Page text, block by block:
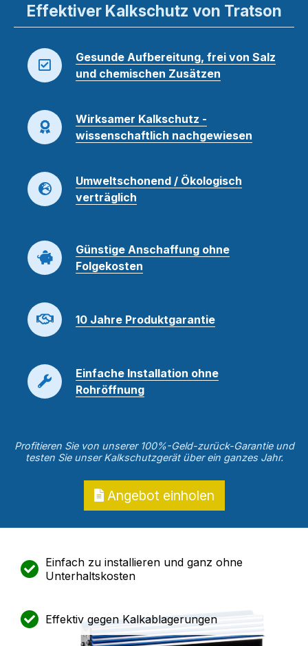
Effektiver Kalkschutz von Tratson
Gesunde Aufbereitung, frei von Salz
und chemischen Zusätzen
Wirksamer Kalkschutz -
wissenschaftlich nachgewiesen
Umweltschonend / Ökologisch
verträglich
Günstige Anschaffung ohne
Folgekosten
10 Jahre Produktgarantie
Einfache Installation ohne
Rohröffnung
Profitieren Sie von unserer 100%-Geld-zurück-Garantie und
testen Sie unser Kalkschutzgerät über ein ganzes Jahr.
Angebot einholen
Einfach zu installieren und ganz ohne
Unterhaltskosten
Effektiv gegen Kalkablagerungen